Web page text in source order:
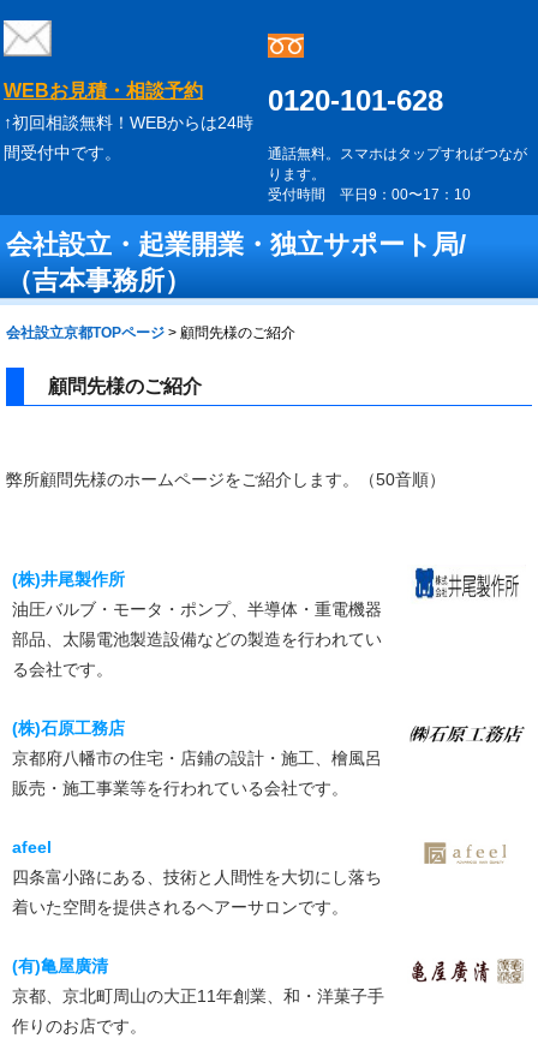
WEBお見積・相談予約
↑初回相談無料！WEBからは24時
間受付中です。
0120-101-628
通話無料。スマホはタップすればつなが
ります。
受付時間 平日9：00〜17：10
会社設立・起業開業・独立サポート局/
（吉本事務所）
会社設立京都TOPページ > 顧問先様のご紹介
顧問先様のご紹介
弊所顧問先様のホームページをご紹介します。（50音順）
(株)井尾製作所
油圧バルブ・モータ・ポンプ、半導体・重電機器
部品、太陽電池製造設備などの製造を行われてい
る会社です。
(株)石原工務店
京都府八幡市の住宅・店鋪の設計・施工、檜風呂
販売・施工事業等を行われている会社です。
afeel
四条富小路にある、技術と人間性を大切にし落ち
着いた空間を提供されるヘアーサロンです。
(有)亀屋廣清
京都、京北町周山の大正11年創業、和・洋菓子手
作りのお店です。